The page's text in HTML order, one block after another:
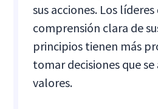
sus acciones. Los
comprensión clara de
principios tienen más
tomar decisiones que
valores.